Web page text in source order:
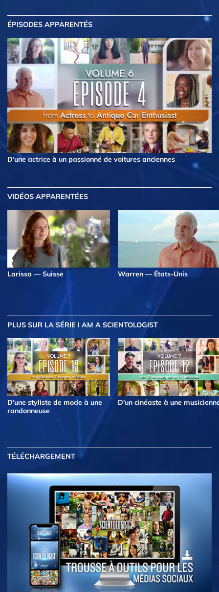
ÉPISODES APPARENTÉS
D’une actrice à un passionné de voitures anciennes
VIDÉOS APPARENTÉES
Larissa — Suisse Warren — États-Unis
PLUS SUR LA SÉRIE I AM A SCIENTOLOGIST
D’une styliste de mode à une
randonneuse
D’un cinéaste à une
TÉLÉCHARGEMENT